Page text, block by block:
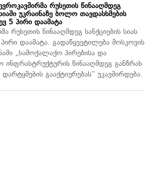
რუსეთის წინააღმდეგ
უკრაინაზე ბოლო თავდასხმების
5 პირი დაამატა
რუსეთის წინააღმდეგ სანქციების სიას
დაამატა. გადაწყვეტილება მოსკოვის
„სამოქალაქო პირებისა და
ინფრასტრუქტურის წინააღმდეგ განზრახ
გააქტიურებას“ უკავშირდება.